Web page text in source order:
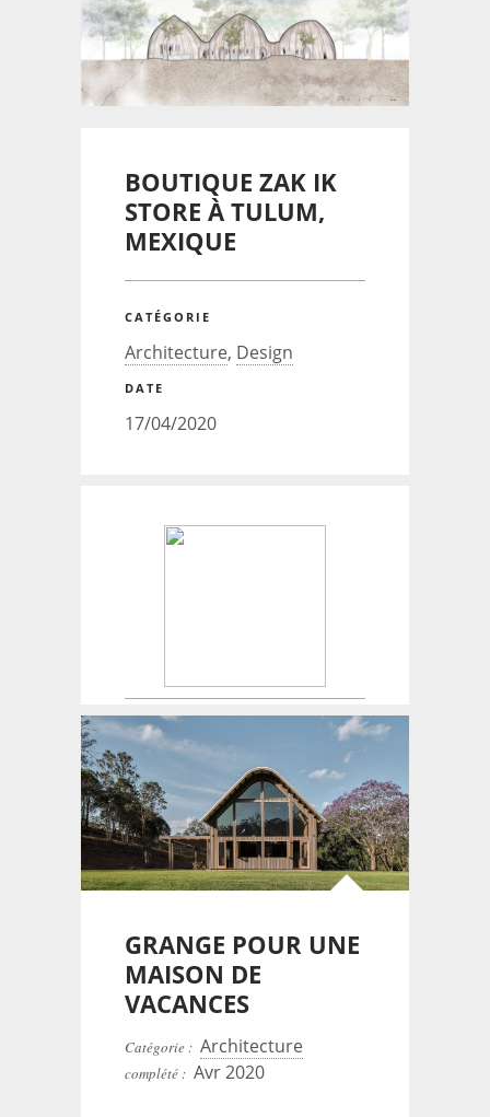
BOUTIQUE ZAK IK
STORE À TULUM,
MEXIQUE
CATÉGORIE
Architecture, Design
DATE
17/04/2020
Créateur de maisons.
GRANGE POUR UNE
MAISON DE
VACANCES
Catégorie : Architecture
complété : Avr 2020